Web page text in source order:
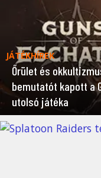
JÁTÉKHÍREK
Őrület és
bemutatót kapott a
utolsó játéka